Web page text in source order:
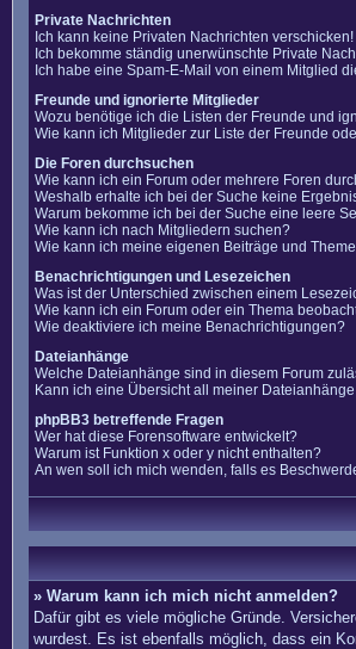
Private Nachrichten
Ich kann keine Privaten Nachrichten verschicken!
Ich bekomme ständig unerwünschte Private
Ich habe eine Spam-E-Mail von einem Mitglied
Freunde und ignorierte Mitglieder
Wozu benötige ich die Listen der Freunde und
Wie kann ich Mitglieder zur Liste der Freunde
Die Foren durchsuchen
Wie kann ich ein Forum oder mehrere Foren
Weshalb erhalte ich bei der Suche keine
Warum bekomme ich bei der Suche eine leere
Wie kann ich nach Mitgliedern suchen?
Wie kann ich meine eigenen Beiträge und
Benachrichtigungen und Lesezeichen
Was ist der Unterschied zwischen einem
Wie kann ich ein Forum oder ein Thema
Wie deaktiviere ich meine Benachrichtigungen?
Dateianhänge
Welche Dateianhänge sind in diesem Forum
Kann ich eine Übersicht all meiner
phpBB3 betreffende Fragen
Wer hat diese Forensoftware entwickelt?
Warum ist Funktion x oder y nicht enthalten?
An wen soll ich mich wenden, falls es
» Warum kann ich mich nicht anmelden?
Dafür gibt es viele mögliche Gründe.
wurdest. Es ist ebenfalls möglich, dass ein